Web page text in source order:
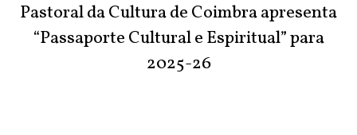
Pastoral da Cultura de Coimbra apresenta
“Passaporte Cultural e Espiritual” para
2025-26